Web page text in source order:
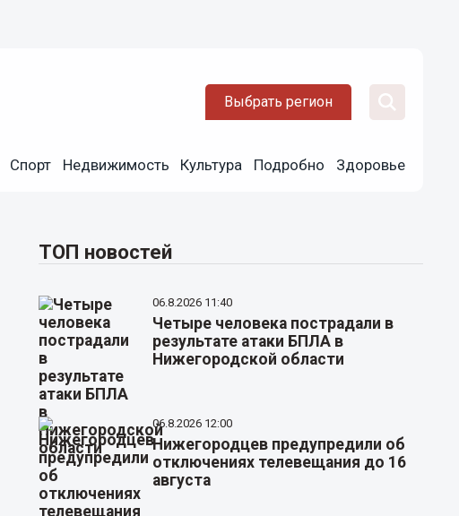
Выбрать регион
Спорт Недвижимость Культура Подробно Здоровье
ТОП новостей
06.8.2026 11:40
Четыре человека пострадали в
результате атаки БПЛА в
Нижегородской области
06.8.2026 12:00
Нижегородцев предупредили об
отключениях телевещания до 16
августа